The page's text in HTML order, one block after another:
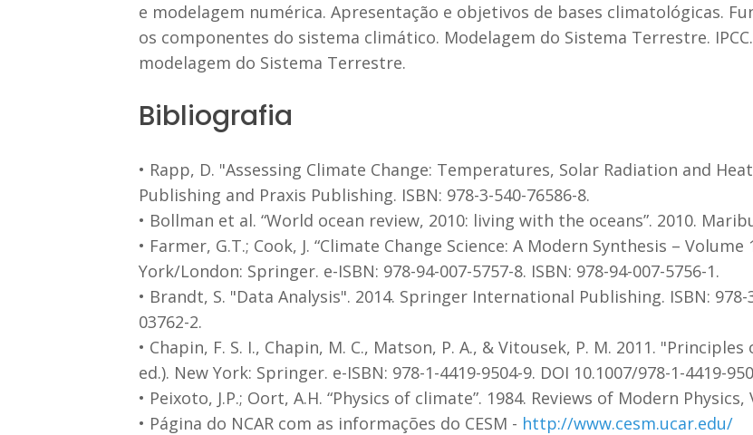
e modelagem numérica. Apresentação e objetivos de bases climatológicas.
os componentes do sistema climático. Modelagem do Sistema Terrestre.
modelagem do Sistema Terrestre.
Bibliografia
• Rapp, D. "Assessing Climate Change: Temperatures, Solar Radiation and
Publishing and Praxis Publishing. ISBN: 978-3-540-76586-8.
• Bollman et al. “World ocean review, 2010: living with the oceans”. 2010.
• Farmer, G.T.; Cook, J. “Climate Change Science: A Modern Synthesis –
York/London: Springer. e-ISBN: 978-94-007-5757-8. ISBN: 978-94-007-5756-1.
• Brandt, S. "Data Analysis". 2014. Springer International Publishing. ISBN: 978-
03762-2.
• Chapin, F. S. I., Chapin, M. C., Matson, P. A., & Vitousek, P. M. 2011.
ed.). New York: Springer. e-ISBN: 978-1-4419-9504-9. DOI 10.1007/978-1-4419-
• Peixoto, J.P.; Oort, A.H. “Physics of climate”. 1984. Reviews of Modern Physics,
• Página do NCAR com as informações do CESM - http://www.cesm.ucar.edu/